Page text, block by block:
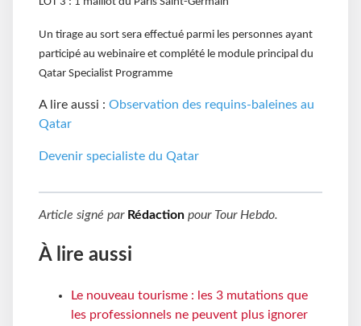
Un tirage au sort sera effectué parmi les personnes ayant
participé au webinaire et complété le module principal du
Qatar Specialist Programme
A lire aussi : Observation des requins-baleines au
Qatar
Devenir specialiste du Qatar
Article signé par Rédaction pour Tour Hebdo.
À lire aussi
Le nouveau tourisme : les 3 mutations que
les professionnels ne peuvent plus ignorer